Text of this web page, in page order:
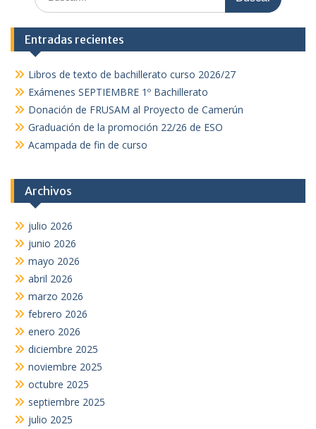
Entradas recientes
Libros de texto de bachillerato curso 2026/27
Exámenes SEPTIEMBRE 1º Bachillerato
Donación de FRUSAM al Proyecto de Camerún
Graduación de la promoción 22/26 de ESO
Acampada de fin de curso
Archivos
julio 2026
junio 2026
mayo 2026
abril 2026
marzo 2026
febrero 2026
enero 2026
diciembre 2025
noviembre 2025
octubre 2025
septiembre 2025
julio 2025